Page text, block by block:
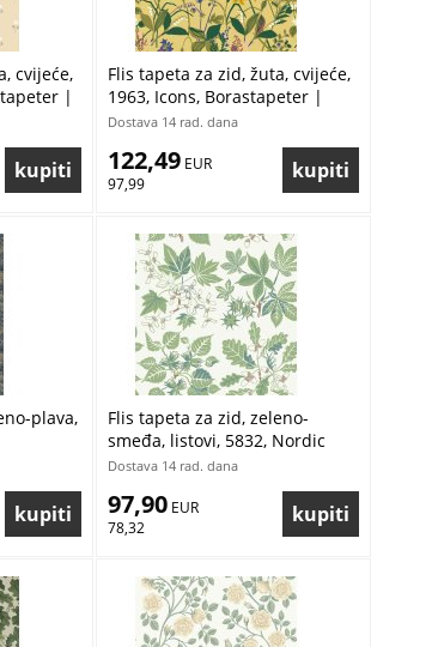
cvijeće,
|
Flis tapeta za zid, žuta, cvijeće,
1963, Icons, Borastapeter |
Ljepilo Gratis
Dostava 14 rad. dana
122,49 EUR
97,99
plava,
Flis tapeta za zid, zeleno-
smeđa, listovi, 5832, Nordic
Folk, Borastapeter | Ljepilo
Dostava 14 rad. dana
97,90 EUR
78,32